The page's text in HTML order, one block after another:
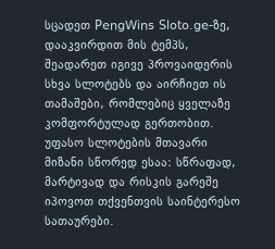
სცადეთ PengWins Sloto.ge-ზე,
დააკვირდით მის ტემპს,
შეადარეთ იგივე პროვაიდერის
სხვა სლოტებს და აირჩიეთ ის
თამაშები, რომლებიც ყველაზე
კომფორტულად გერთობით.
უფასო სლოტების მთავარი
მიზანი სწორედ ესაა: სწრაფად,
მარტივად და რისკის გარეშე
იპოვოთ თქვენთვის საინტერესო
სათაურები.